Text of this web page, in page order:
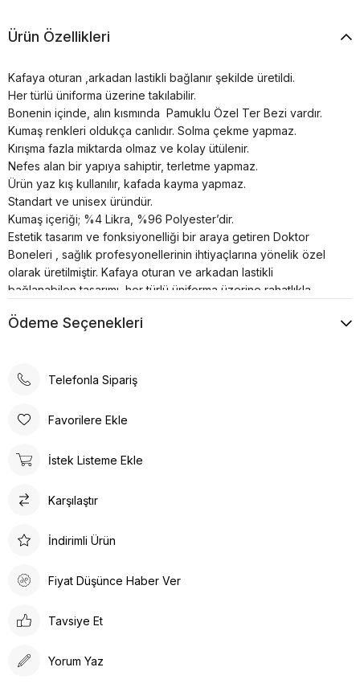
Ürün Özellikleri
Kafaya oturan ,arkadan lastikli bağlanır şekilde üretildi.
Her türlü üniforma üzerine takılabilir.
Bonenin içinde, alın kısmında Pamuklu Özel Ter Bezi vardır.
Kumaş renkleri oldukça canlıdır. Solma çekme yapmaz.
Kırışma fazla miktarda olmaz ve kolay ütülenir.
Nefes alan bir yapıya sahiptir, terletme yapmaz.
Ürün yaz kış kullanılır, kafada kayma yapmaz.
Standart ve unisex üründür.
Kumaş içeriği; %4 Likra, %96 Polyester’dir.
Estetik tasarım ve fonksiyonelliği bir araya getiren Doktor
Boneleri , sağlık profesyonellerinin ihtiyaçlarına yönelik özel
olarak üretilmiştir. Kafaya oturan ve arkadan lastikli
bağlanabilen tasarımı, her türlü üniforma üzerine rahatlıkla
Bonenin iç kısmında yer alan pamuklu özel ter bezi, kullanıcıya
minimum seviyededir ve kolayca ütülenebilir. Nefes alan
Ürün, kafada kayma yapmayacak şekilde tasarlanmıştır, bu da
her cinsiyet ve beden tipine uygunluğu artırır.
bulacaksınız. Sağlığınız için en iyisi!
Doktor Bone, sağlık profesyonelleri için ideal bir seçenektir.
ter bezi iç yüzeyi ile konforlu bir deneyim sunar. Dayanıklı
kumaşı solma yapmaz, kolay ütülenir ve canlı renkleri ile şıklığı
Ödeme Seçenekleri
Telefonla Sipariş
Favorilere Ekle
İstek Listeme Ekle
Karşılaştır
İndirimli Ürün
Fiyat Düşünce Haber Ver
Tavsiye Et
Yorum Yaz